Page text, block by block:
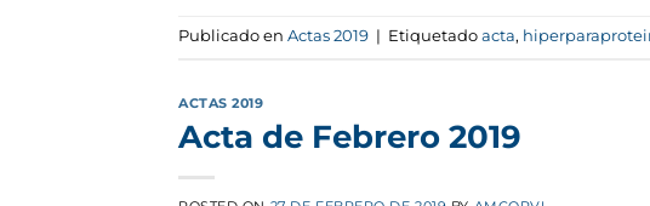
Publicado en Actas 2019 | Etiquetado acta,
ACTAS 2019
Acta de Febrero 2019